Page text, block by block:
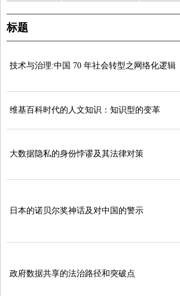
标题
技术与治理:中国 70 年社会转型之网络化逻辑
维基百科时代的人文知识：知识型的变革
大数据隐私的身份悖谬及其法律对策
日本的诺贝尔奖神话及对中国的警示
政府数据共享的法治路径和突破点